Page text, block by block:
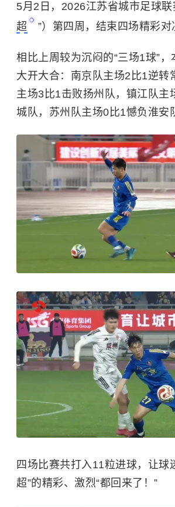
5月2日，2026江苏省城市足球联
超
”）第四周，结束四场精彩对
相比上周较为沉闷的“三场1球”
大开大合：南京队主场2比1逆转
主场3比1击败扬州队，镇江队主
城队，苏州队主场0比1憾负淮安
四场比赛共打入11粒进球，让球
超”的精彩、激烈“都回来了！”